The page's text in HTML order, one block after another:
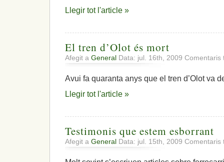
Llegir tot l'article »
El tren d’Olot és mort
Afegit a General Data: jul. 16th, 2009 Comentaris
Avui fa quaranta anys que el tren d’Olot va
Llegir tot l'article »
Testimonis que estem esborrant
Afegit a General Data: jul. 15th, 2009 Comentaris